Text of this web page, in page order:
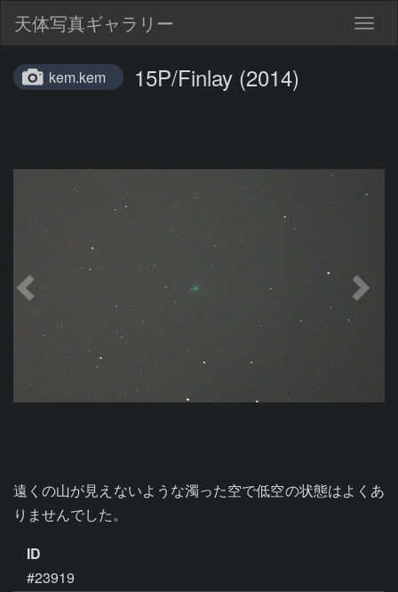
天体写真ギャラリー
kem.kem 15P/Finlay (2014)
遠くの山が見えないような濁った空で低空の状態はよくあ
りませんでした。
ID
#23919